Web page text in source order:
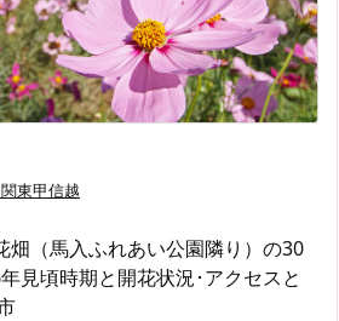
東甲信越
畑（馬入ふれあい公園隣り）の30
見頃時期と開花状況･アクセスと